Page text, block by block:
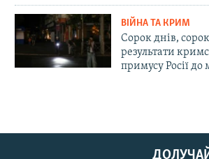
ВІЙНА ТА КРИМ
Сорок днів,
результати
примусу Росії до